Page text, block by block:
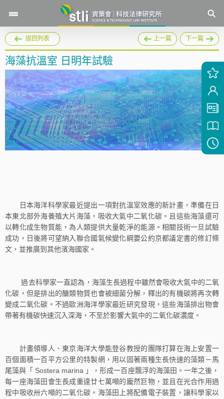
返回列表 上一篇 下一篇
海藻抗溫室 日明年試驗
日本海洋科學家最近提出一項對抗溫室效應的新計畫，準備在日
本東北部外海養殖大片海藻，吸收大氣中二氧化碳。且這些海藻還可
以轉化成生物質能，為人類提供大量乾淨的能源。相關技術一旦試驗
成功，日後將可望納入聯合國氣候變化綱要公約京都議定書的修訂條
文，並推廣到其他濱海國家。
過去科學家一直認為，海藻生長過程中雖然會吸收大氣中的二氧
化碳，但是排出的醣類物質也會被細菌分解，釋出的有機碳將再次轉
變成二氧化碳。不過歐洲海洋學家最近研究發現，這些海藻排出物會
帶著有機碳快速沉入深海，不至於影響大氣中的二氧化碳濃度。
計畫領導人、東京海洋大學能登谷教授的團隊打算在海上安置一
百個面積一百平方公里的特製網，用以固著兩種生長快速的藻類－馬
尾藻與「 Sostera marina 」，形成一百座飄浮的海藻田。一年之後，
每一座海藻田會生長成重達廿七萬噸的龐然巨物，並且在光合作用過
程中吸收卅六噸的二氧化碳。海藻田上將配備電子裝置，讓科學家以